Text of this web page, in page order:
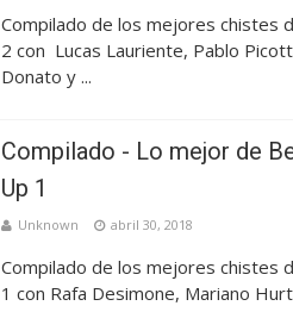
Compilado de los mejores chistes
2 con Lucas Lauriente, Pablo
Donato y ...
Compilado - Lo mejor de
Up 1
Unknown abril 30, 2018
Compilado de los mejores chistes
1 con Rafa Desimone, Mariano